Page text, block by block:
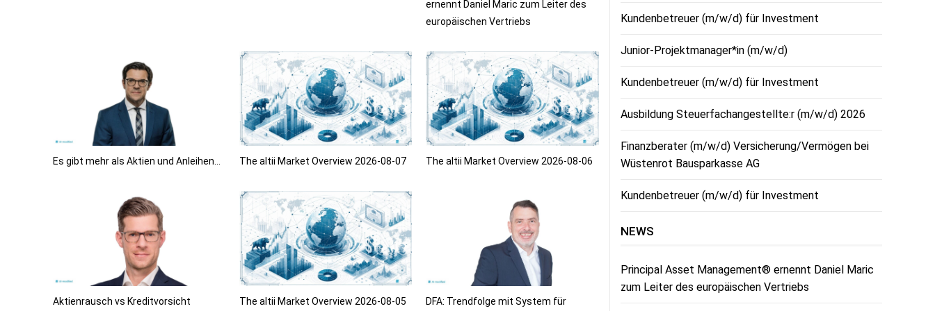
ernennt Daniel Maric zum Leiter des
europäischen Vertriebs
Es gibt mehr als Aktien und Anleihen… The altii Market Overview 2026-08-07 The altii Market Overview 2026-08-06
Aktienrausch vs Kreditvorsicht The altii Market Overview 2026-08-05
DFA: Trendfolge mit System für
Kundenbetreuer (m/w/d) für Investment
Junior-Projektmanager*in (m/w/d)
Kundenbetreuer (m/w/d) für Investment
Ausbildung Steuerfachangestellte:r (m/w/d) 2026
Finanzberater (m/w/d) Versicherung/Vermögen bei
Wüstenrot Bausparkasse AG
Kundenbetreuer (m/w/d) für Investment
NEWS
Principal Asset Management® ernennt Daniel Maric
zum Leiter des europäischen Vertriebs